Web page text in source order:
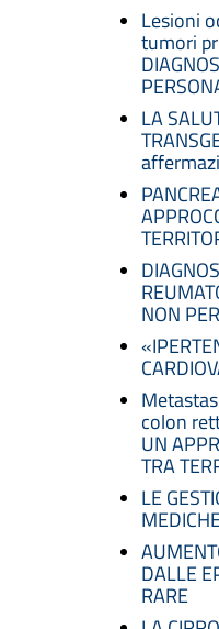
Lesioni
tumori
LA
NON
colon
UN
TRA
LE
DALLE
RARE